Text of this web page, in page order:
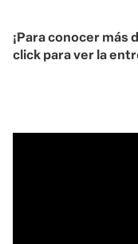
¡Para conocer más
click para ver la